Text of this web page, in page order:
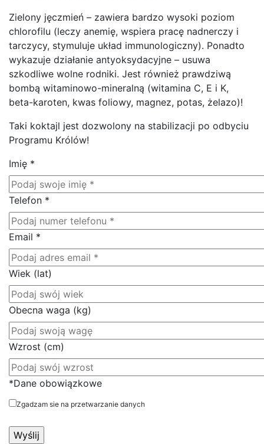
Zielony jęczmień – zawiera bardzo wysoki poziom
chlorofilu (leczy anemię, wspiera pracę nadnerczy i
tarczycy, stymuluje układ immunologiczny). Ponadto
wykazuje działanie antyoksydacyjne – usuwa
szkodliwe wolne rodniki. Jest również prawdziwą
bombą witaminowo-mineralną (witamina C, E i K,
beta-karoten, kwas foliowy, magnez, potas, żelazo)!
Taki koktajl jest dozwolony na stabilizacji po odbyciu
Programu Królów!
Imię *
Telefon *
Email *
Wiek (lat)
Obecna waga (kg)
Wzrost (cm)
*Dane obowiązkowe
Zgadzam sie na przetwarzanie danych